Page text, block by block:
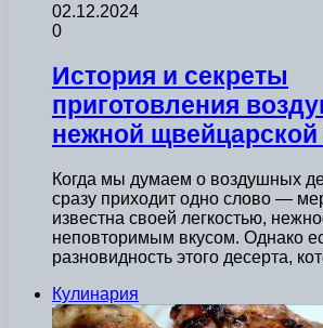
02.12.2024
0
История и секреты
приготовления
нежной щвейцарской
Когда мы думаем о воздушных
сразу приходит одно слово —
известна своей легкостью,
неповторимым вкусом. Однако
разновидность этого десерта,
Кулинария